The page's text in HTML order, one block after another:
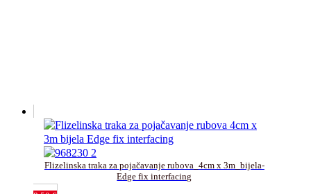
Flizelinska traka za pojačavanje rubova_4cm x 3m_bijela-
Edge fix interfacing